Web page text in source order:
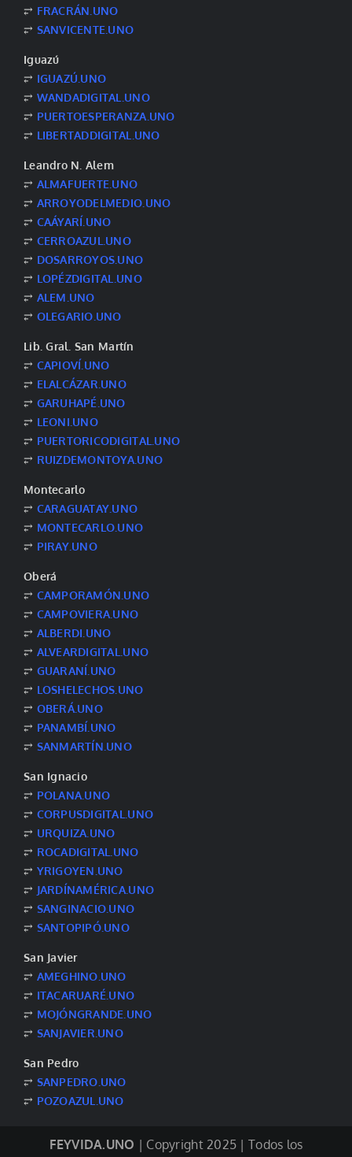
⥂ FRACRÁN.UNO
⥂ SANVICENTE.UNO
Iguazú
⥂ IGUAZÚ.UNO
⥂ WANDADIGITAL.UNO
⥂ PUERTOESPERANZA.UNO
⥂ LIBERTADDIGITAL.UNO
Leandro N. Alem
⥂ ALMAFUERTE.UNO
⥂ ARROYODELMEDIO.UNO
⥂ CAÁYARÍ.UNO
⥂ CERROAZUL.UNO
⥂ DOSARROYOS.UNO
⥂ LOPÉZDIGITAL.UNO
⥂ ALEM.UNO
⥂ OLEGARIO.UNO
Lib. Gral. San Martín
⥂ CAPIOVÍ.UNO
⥂ ELALCÁZAR.UNO
⥂ GARUHAPÉ.UNO
⥂ LEONI.UNO
⥂ PUERTORICODIGITAL.UNO
⥂ RUIZDEMONTOYA.UNO
Montecarlo
⥂ CARAGUATAY.UNO
⥂ MONTECARLO.UNO
⥂ PIRAY.UNO
Oberá
⥂ CAMPORAMÓN.UNO
⥂ CAMPOVIERA.UNO
⥂ ALBERDI.UNO
⥂ ALVEARDIGITAL.UNO
⥂ GUARANÍ.UNO
⥂ LOSHELECHOS.UNO
⥂ OBERÁ.UNO
⥂ PANAMBÍ.UNO
⥂ SANMARTÍN.UNO
San Ignacio
⥂ POLANA.UNO
⥂ CORPUSDIGITAL.UNO
⥂ URQUIZA.UNO
⥂ ROCADIGITAL.UNO
⥂ YRIGOYEN.UNO
⥂ JARDÍNAMÉRICA.UNO
⥂ SANGINACIO.UNO
⥂ SANTOPIPÓ.UNO
San Javier
⥂ AMEGHINO.UNO
⥂ ITACARUARÉ.UNO
⥂ MOJÓNGRANDE.UNO
⥂ SANJAVIER.UNO
San Pedro
⥂ SANPEDRO.UNO
⥂ POZOAZUL.UNO
FEYVIDA.UNO | Copyright 2025 | Todos los